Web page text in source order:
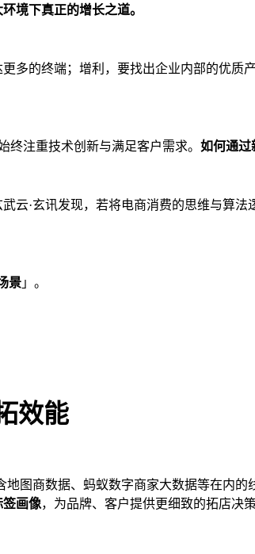
境下真正的增长之道。
多的终端；增利，要找出企业内部的优
终注重技术创新与满足客户需求。 如何通过
云·玄讯发现，若将电商消费的思维与算
景 」。
效能
图商数据、蚂蚁数字商家大数据等在内
签画像，为品牌、客户提供更细致的拓店决策